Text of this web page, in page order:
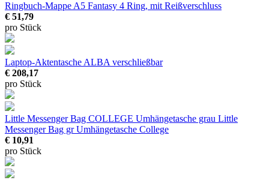
Ringbuch-Mappe A5 Fantasy 4 Ring, mit Reißverschluss
€ 51,79
pro Stück
Laptop-Aktentasche ALBA verschließbar
€ 208,17
pro Stück
Little Messenger Bag COLLEGE Umhängetasche grau Little
Messenger Bag gr Umhängetasche College
€ 10,91
pro Stück